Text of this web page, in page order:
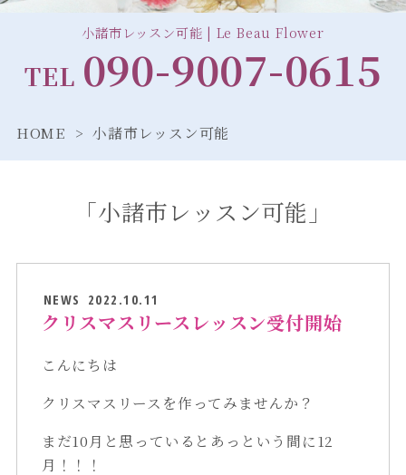
小諸市レッスン可能 | Le Beau Flower
TEL 090-9007-0615
HOME 小諸市レッスン可能
「小諸市レッスン可能」
NEWS 2022.10.11
クリスマスリースレッスン受付開始
こんにちは
クリスマスリースを作ってみませんか？
まだ10月と思っているとあっという間に12
月！！！